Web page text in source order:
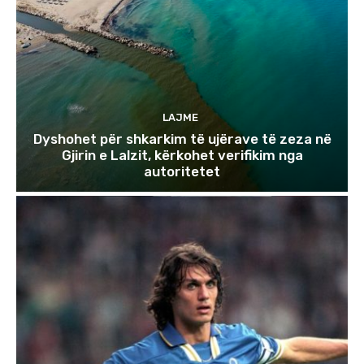
LAJME
Dyshohet për shkarkim të ujërave të zeza në
Gjirin e Lalzit, kërkohet verifikim nga
autoritetet